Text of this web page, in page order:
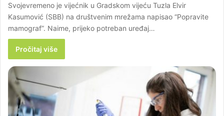
Svojevremeno je vijećnik u Gradskom vijeću Tuzla Elvir
Kasumović (SBB) na društvenim mrežama napisao “Popravite
mamograf”. Naime, prijeko potreban uređaj…
Pročitaj više